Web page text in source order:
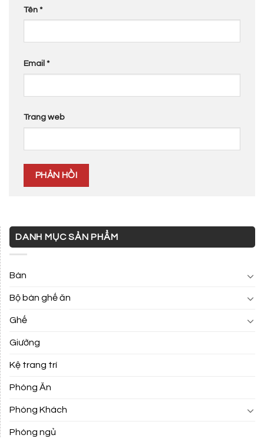
Tên *
Email *
Trang web
DANH MỤC SẢN PHẨM
Bàn
Bộ bàn ghế ăn
Ghế
Giường
Kệ trang trí
Phòng Ăn
Phòng Khách
Phòng ngủ